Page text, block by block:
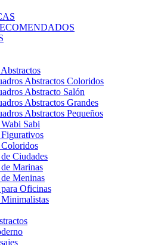
Abstractos Coloridos
Abstracto Salón
Abstractos Grandes
Abstractos Pequeños
Sabi
Ciudades
Marinas
Meninas
Oficinas